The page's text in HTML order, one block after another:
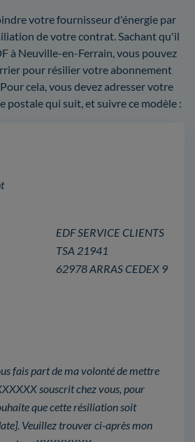
votre fournisseur d'énergie par
de votre contrat. Sachant qu'il
à Neuville-en-Ferrain, vous pouvez
pour résilier votre abonnement
cela, vous devez adresser votre
postale qui suit, et suivre ce modèle :
EDF SERVICE CLIENTS
TSA 21941
62978 ARRAS CEDEX 9
fais part de ma volonté de mettre
souscrit chez vous, pour
que cette résiliation soit
Veuillez trouver ci-après mon